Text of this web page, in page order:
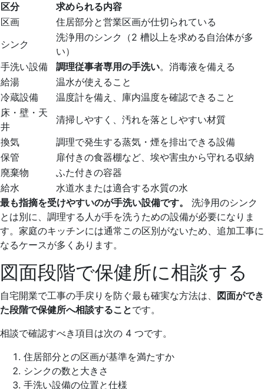
区分
求められる内容
区画
住居部分と営業区画が仕切られている
シンク
洗浄用のシンク（2 槽以上を求める自治体が多
い）
手洗い設備
調理従事者専用の手洗い。消毒液を備える
給湯
温水が使えること
冷蔵設備
温度計を備え、庫内温度を確認できること
床・壁・天
井
清掃しやすく、汚れを落としやすい材質
換気
調理で発生する蒸気・煙を排出できる設備
保管
扉付きの食器棚など、埃や害虫から守れる収納
廃棄物
ふた付きの容器
給水
水道水または適合する水質の水
最も指摘を受けやすいのが手洗い設備です。
洗浄用のシンク
とは別に、調理する人が手を洗うための設備が必要になりま
す。家庭のキッチンには通常この区別がないため、追加工事に
なるケースが多くあります。
図面段階で保健所に相談する
自宅開業で工事の手戻りを防ぐ最も確実な方法は、
図面ができ
た段階で保健所へ相談することです。
相談で確認すべき項目は次の 4 つです。
住居部分との区画が基準を満たすか
シンクの数と大きさ
手洗い設備の位置と仕様